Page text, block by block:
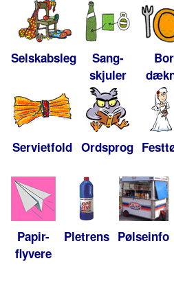
Selskabsleg
Sang-
skjuler
Servietfold Ordsprog
Papir-
flyvere
Pletrens Pølseinfo